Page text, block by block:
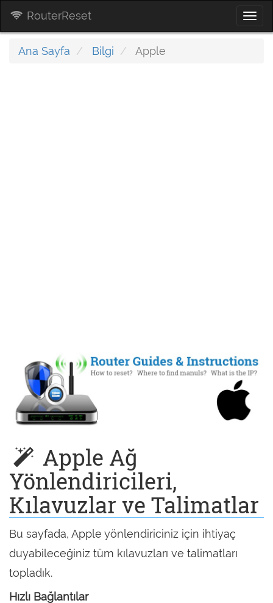
RouterReset
Ana Sayfa Bilgi Apple
Apple Ağ
Yönlendiricileri,
Kılavuzlar ve Talimatlar
Bu sayfada, Apple yönlendiriciniz için ihtiyaç
duyabileceğiniz tüm kılavuzları ve talimatları
topladık.
Hızlı Bağlantılar